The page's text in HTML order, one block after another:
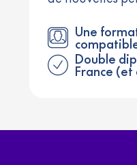
Une
Double
France (et